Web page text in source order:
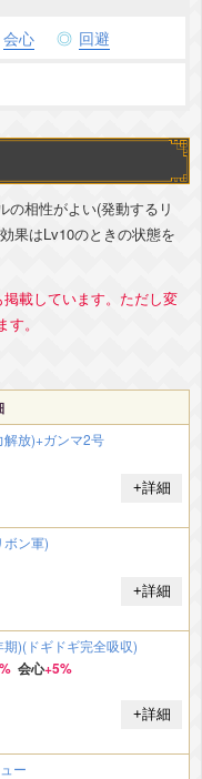
会心 回避
の相性がよい(発動するリ
果はLv10のときの状態を
載しています。ただし変
。
解放)+ガンマ2号
+詳細
ボン軍)
+詳細
期)(ドギドギ完全吸収)
会心+5%
+詳細
ー